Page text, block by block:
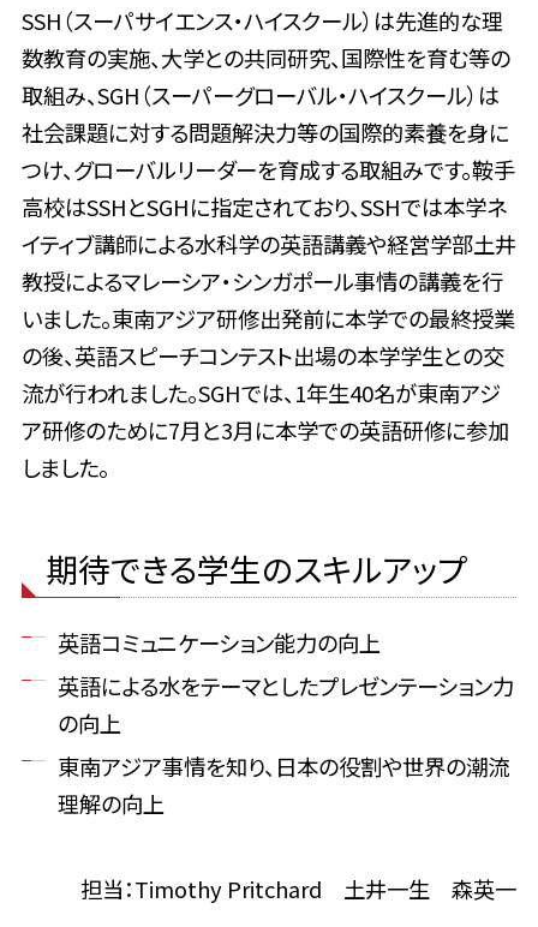
SSH（スーパサイエンス・ハイスクール）は先進的な理
数教育の実施、大学との共同研究、国際性を育む等の
取組み、SGH（スーパーグローバル・ハイスクール）は
社会課題に対する問題解決力等の国際的素養を身に
つけ、グローバルリーダーを育成する取組みです。鞍手
高校はSSHとSGHに指定されており、SSHでは本学ネ
イティブ講師による水科学の英語講義や経営学部土井
教授によるマレーシア・シンガポール事情の講義を行
いました。東南アジア研修出発前に本学での最終授業
の後、英語スピーチコンテスト出場の本学学生との交
流が行われました。SGHでは、1年生40名が東南アジ
ア研修のために7月と3月に本学での英語研修に参加
しました。
期待できる学生のスキルアップ
英語コミュニケーション能力の向上
英語による水をテーマとしたプレゼンテーション力
の向上
東南アジア事情を知り、日本の役割や世界の潮流
理解の向上
担当：Timothy Pritchard 土井一生 森英一